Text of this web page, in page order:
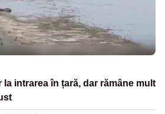
la intrarea în țară, dar rămâne mult